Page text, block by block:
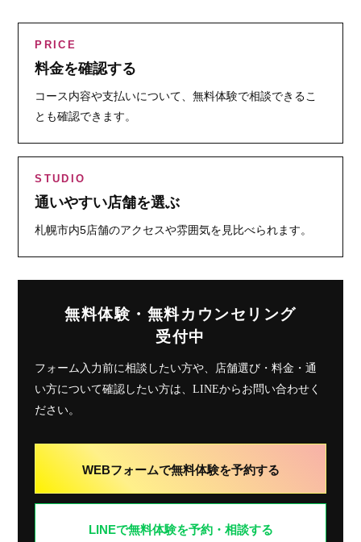
PRICE
料金を確認する
コース内容や支払いについて、無料体験で相談できるこ
とも確認できます。
STUDIO
通いやすい店舗を選ぶ
札幌市内5店舗のアクセスや雰囲気を見比べられます。
無料体験・無料カウンセリング
受付中
フォーム入力前に相談したい方や、店舗選び・料金・通
い方について確認したい方は、LINEからお問い合わせく
ださい。
WEBフォームで無料体験を予約する
LINEで無料体験を予約・相談する